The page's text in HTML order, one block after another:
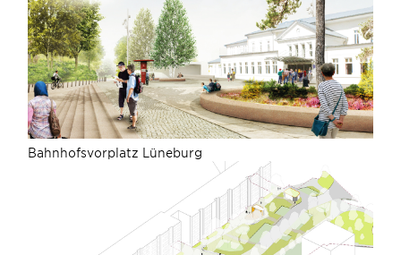
Bahnhofsvorplatz Lüneburg